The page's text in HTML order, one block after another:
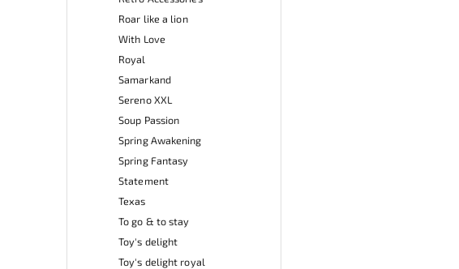
Roar like a lion
With Love
Royal
Samarkand
Sereno XXL
Soup Passion
Spring Awakening
Spring Fantasy
Statement
Texas
To go & to stay
Toy's delight
Toy's delight royal